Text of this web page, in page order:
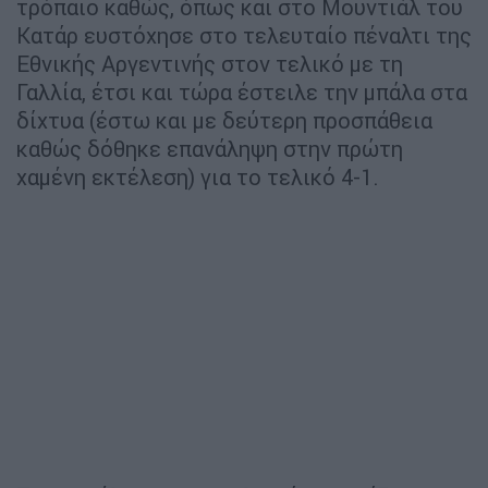
τρόπαιο καθώς, όπως και στο Μουντιάλ του
Κατάρ ευστόχησε στο τελευταίο πέναλτι της
Εθνικής Αργεντινής στον τελικό με τη
Γαλλία, έτσι και τώρα έστειλε την μπάλα στα
δίχτυα (έστω και με δεύτερη προσπάθεια
καθώς δόθηκε επανάληψη στην πρώτη
χαμένη εκτέλεση) για το τελικό 4-1.